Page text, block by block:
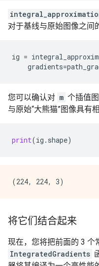
对于基线与原始图像之间
ig =
gradients=
您可以确认对 m 个插值
与原始“大熊猫”图像具有
print(ig . shape)
将它们结合起来
现在，您将把前面的 3 个
IntegratedGradients